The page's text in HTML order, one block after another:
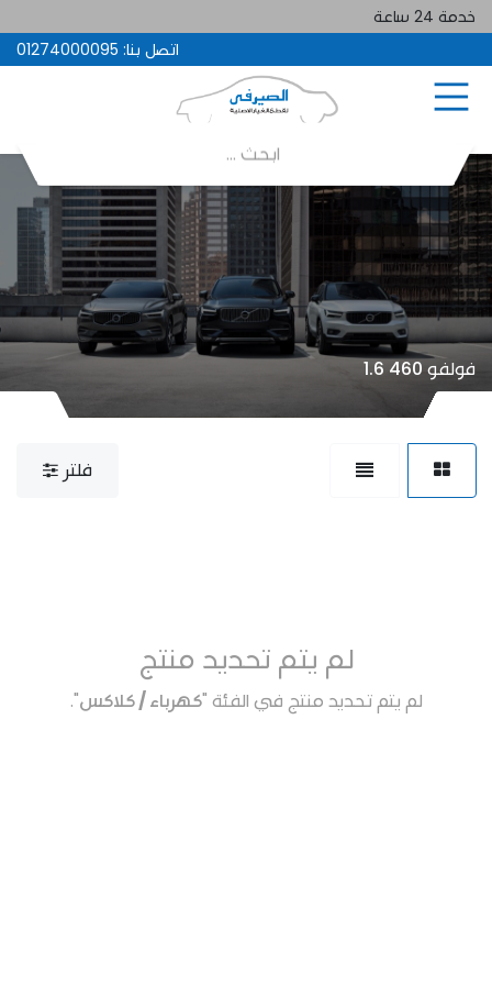
خدمة 24 ساعة
اتصل بنا: 01274000095
فولفو 460 1.6
فلتر
لم يتم تحديد منتج
لم يتم تحديد منتج في الفئة "كهرباء / كلاكس".